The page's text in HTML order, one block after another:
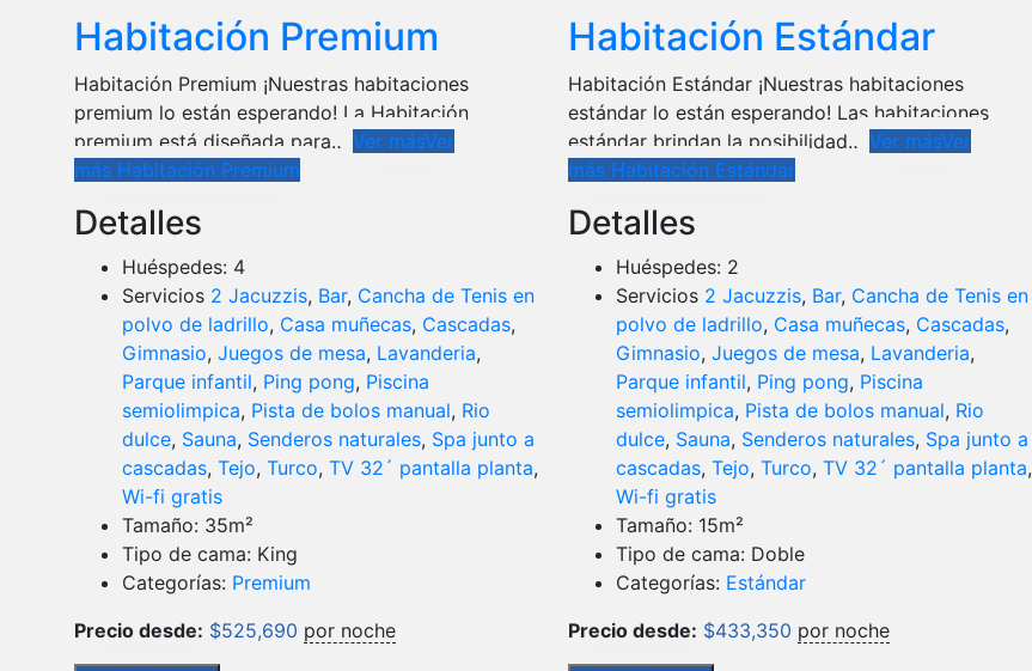
Habitación Premium
Habitación Premium ¡Nuestras habitaciones
premium lo están esperando! La Habitación
premium está diseñada para… Ver másVer
más Habitación Premium
Detalles
Huéspedes: 4
Servicios 2 Jacuzzis, Bar, Cancha de Tenis en
polvo de ladrillo, Casa muñecas, Cascadas,
Gimnasio, Juegos de mesa, Lavanderia,
Parque infantil, Ping pong, Piscina
semiolimpica, Pista de bolos manual, Rio
dulce, Sauna, Senderos naturales, Spa junto a
cascadas, Tejo, Turco, TV 32´ pantalla planta,
Wi-fi gratis
Tamaño: 35m²
Tipo de cama: King
Categorías: Premium
Precio desde: $525,690 por noche
Habitación Estándar
Habitación Estándar ¡Nuestras habitaciones
estándar lo están esperando! Las habitaciones
estándar brindan la posibilidad…Ver másVer
más Habitación Estándar
Detalles
Huéspedes: 2
Servicios 2 Jacuzzis, Bar, Cancha de Tenis en
polvo de ladrillo, Casa muñecas, Cascadas,
Gimnasio,Juegos de mesa, Lavanderia,
Parque infantil, Ping pong, Piscina
semiolimpica, Pista de bolos manual, Rio
dulce, Sauna, Senderos naturales, Spa junto a
cascadas,Tejo,Turco,TV 32´ pantalla planta,
Wi-fi gratis
Tamaño: 15m²
Tipo de cama: Doble
Categorías: Estándar
Precio desde: $433,350 por noche